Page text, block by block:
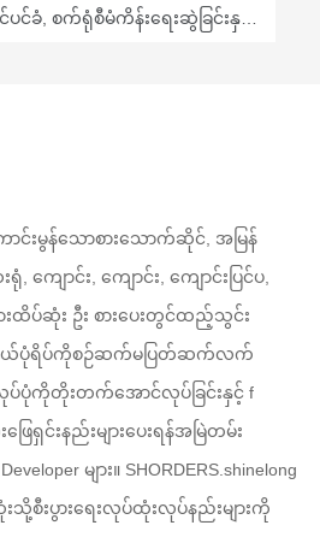
င်ခံ, စက်ရုံစီမံကိန်းရေးဆွဲခြင်းနှင့်
းမွန်သောစားသောက်ဆိုင်, အမြန်
ျောင်း, ကျောင်း, ကျောင်းပြင်ပ,
းထိပ်ဆုံး ဦး စားပေးတွင်ထည့်သွင်း
နယ်ပုံရိပ်ကိုစဉ်ဆက်မပြတ်ဆက်လက်
းလုပ်ပုံကိုတိုးတက်အောင်လုပ်ခြင်းနှင့် f
ရှင်းနည်းများပေးရန်အမြဲတမ်း
များ။ SHORDERS.shinelong
းပွားရေးလုပ်ထုံးလုပ်နည်းများကို